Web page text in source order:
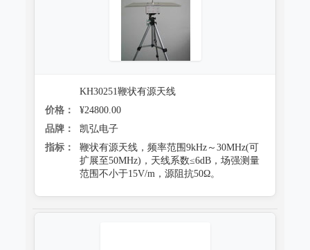
KH30251鞭状有源天线
价格：
¥24800.00
品牌：
凯弘电子
指标：
鞭状有源天线，频率范围9kHz～30MHz(可
扩展至50MHz)，天线系数≤6dB，场强测量
范围不小于15V/m，源阻抗50Ω。